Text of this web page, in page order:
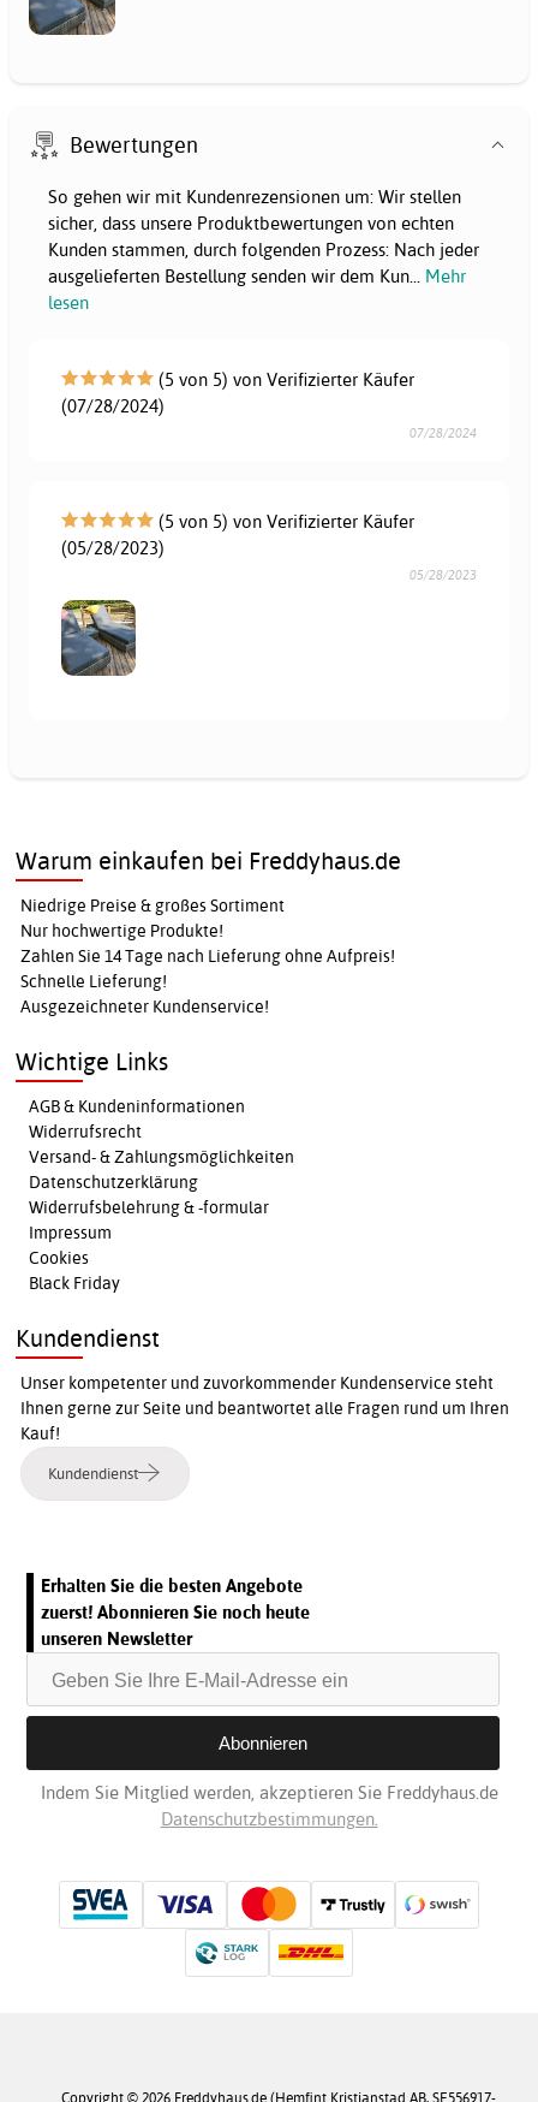
Bewertungen
So gehen wir mit Kundenrezensionen um: Wir stellen
sicher, dass unsere Produktbewertungen von echten
Kunden stammen, durch folgenden Prozess: Nach jeder
ausgelieferten Bestellung senden wir dem Kun... Mehr
lesen
(5 von 5) von Verifizierter Käufer
(07/28/2024)
07/28/2024
(5 von 5) von Verifizierter Käufer
(05/28/2023)
05/28/2023
Warum einkaufen bei Freddyhaus.de
Niedrige Preise & großes Sortiment
Nur hochwertige Produkte!
Zahlen Sie 14 Tage nach Lieferung ohne Aufpreis!
Schnelle Lieferung!
Ausgezeichneter Kundenservice!
Wichtige Links
AGB & Kundeninformationen
Widerrufsrecht
Versand- & Zahlungsmöglichkeiten
Datenschutzerklärung
Widerrufsbelehrung & -formular
Impressum
Cookies
Black Friday
Kundendienst
Unser kompetenter und zuvorkommender Kundenservice steht
Ihnen gerne zur Seite und beantwortet alle Fragen rund um Ihren
Kauf!
Kundendienst
Erhalten Sie die besten Angebote
zuerst! Abonnieren Sie noch heute
unseren Newsletter
Indem Sie Mitglied werden, akzeptieren Sie Freddyhaus.de
Datenschutzbestimmungen.
Copyright © 2026 Freddyhaus.de (Hemfint Kristianstad AB, SE556917-